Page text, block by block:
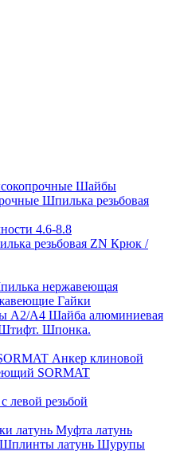
Шайбы
Шпилька резьбовая
4.6-8.8
резьбовая ZN Крюк /
нержавеющая
Гайки
А2/А4 Шайба алюминиевая
Шпонка.
Анкер клиновой
SORMAT
левой резьбой
латунь Муфта латунь
Шплинты латунь Шурупы